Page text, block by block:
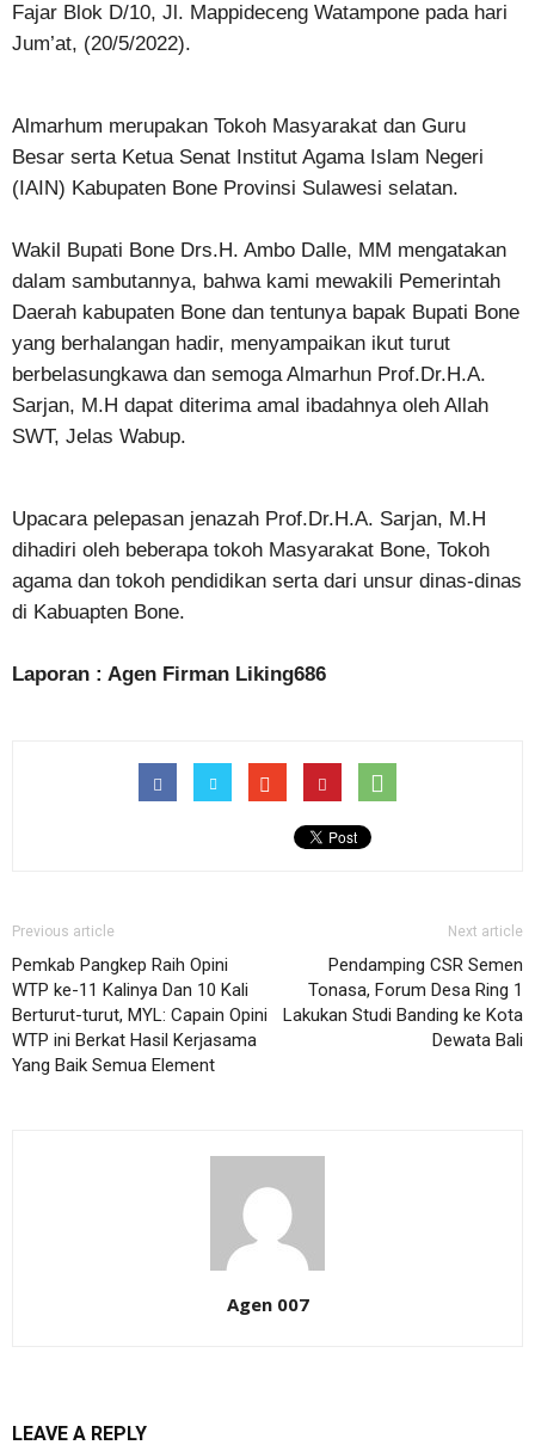
Fajar Blok D/10, Jl. Mappideceng Watampone pada hari
Jum’at, (20/5/2022).
Almarhum merupakan Tokoh Masyarakat dan Guru
Besar serta Ketua Senat Institut Agama Islam Negeri
(IAIN) Kabupaten Bone Provinsi Sulawesi selatan.
Wakil Bupati Bone Drs.H. Ambo Dalle, MM mengatakan
dalam sambutannya, bahwa kami mewakili Pemerintah
Daerah kabupaten Bone dan tentunya bapak Bupati Bone
yang berhalangan hadir, menyampaikan ikut turut
berbelasungkawa dan semoga Almarhun Prof.Dr.H.A.
Sarjan, M.H dapat diterima amal ibadahnya oleh Allah
SWT, Jelas Wabup.
Upacara pelepasan jenazah Prof.Dr.H.A. Sarjan, M.H
dihadiri oleh beberapa tokoh Masyarakat Bone, Tokoh
agama dan tokoh pendidikan serta dari unsur dinas-dinas
di Kabuapten Bone.
Laporan : Agen Firman Liking686
Previous article
Pemkab Pangkep Raih Opini
WTP ke-11 Kalinya Dan 10 Kali
Berturut-turut, MYL: Capain Opini
WTP ini Berkat Hasil Kerjasama
Yang Baik Semua Element
Next article
Pendamping CSR Semen
Tonasa, Forum Desa Ring 1
Lakukan Studi Banding ke Kota
Dewata Bali
Agen 007
LEAVE A REPLY